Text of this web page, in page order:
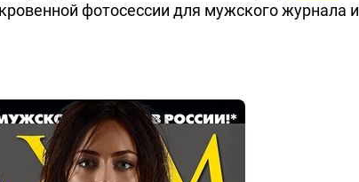
фотосессии для мужского журнала и